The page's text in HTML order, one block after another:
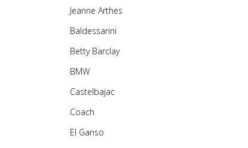
Jeanne Arthes
Baldessarini
Betty Barclay
BMW
Castelbajac
Coach
El Ganso